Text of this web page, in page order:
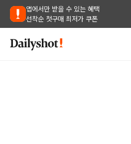
앱에서만 받을 수 있는 혜택
선착순 첫구매 최저가 쿠폰